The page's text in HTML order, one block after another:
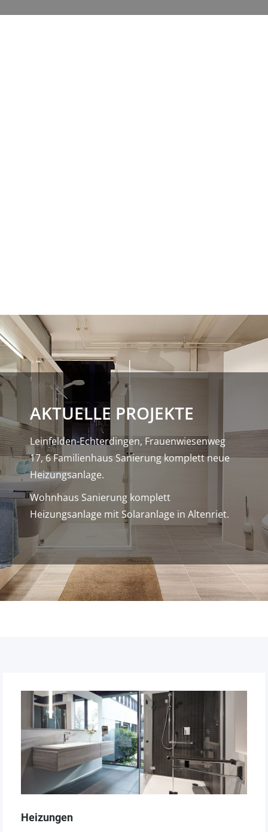
AKTUELLE PROJEKTE
Leinfelden-Echterdingen, Frauenwiesenweg
17, 6 Familienhaus Sanierung komplett neue
Heizungsanlage.
Wohnhaus Sanierung komplett
Heizungsanlage mit Solaranlage in Altenriet.
Heizungen